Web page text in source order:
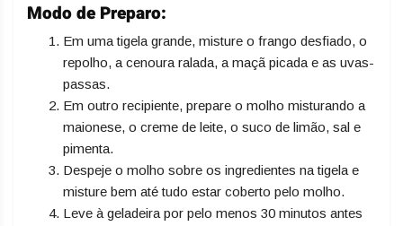
Modo de Preparo:
Em uma tigela grande, misture o frango desfiado, o
repolho, a cenoura ralada, a maçã picada e as uvas-
passas.
Em outro recipiente, prepare o molho misturando a
maionese, o creme de leite, o suco de limão, sal e
pimenta.
Despeje o molho sobre os ingredientes na tigela e
misture bem até tudo estar coberto pelo molho.
Leve à geladeira por pelo menos 30 minutos antes